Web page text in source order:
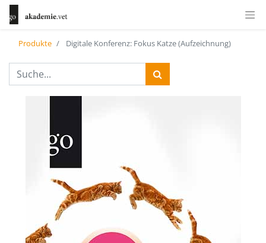
Produkte Digitale Konferenz: Fokus Katze (Aufzeichnung)